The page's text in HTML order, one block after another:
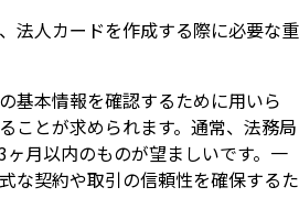
法人カードを作成する際に必要な重
基本情報を確認するために用いら
ことが求められます。通常、法務局
月以内のものが望ましいです。一
な契約や取引の信頼性を確保するた